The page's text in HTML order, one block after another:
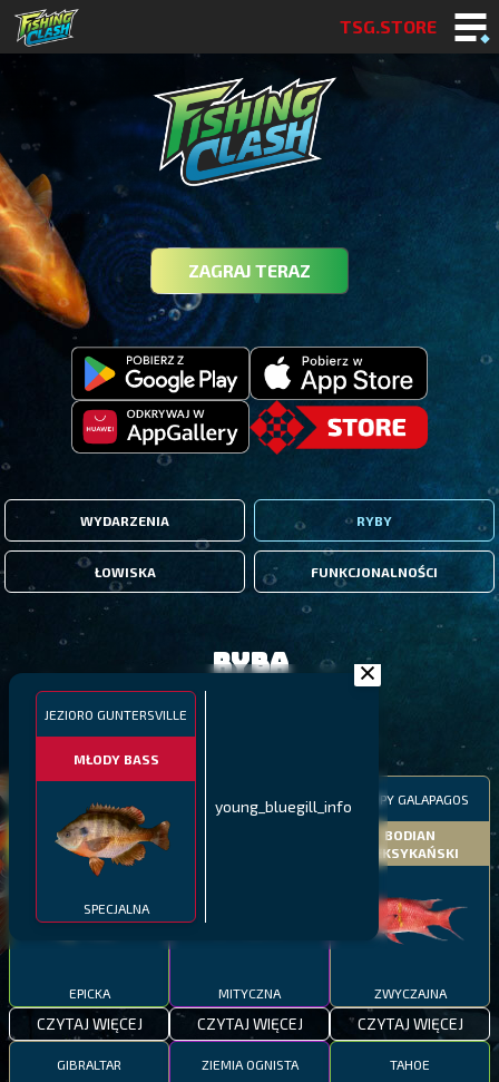
TSG.STORE
ZAGRAJ TERAZ
WYDARZENIA RYBY
ŁOWISKA FUNKCJONALNOŚCI
JEZIORO GUNTERSVILLE
MŁODY BASS
SPECJALNA
young_bluegill_info
Ryba
MALAWI
PYSZCZAK ZACHODNI
EPICKA
CZYTAJ WIĘCEJ
PÓŁNOCNE FIORDY
MITYCZNA
CZYTAJ WIĘCEJ
WYSPY GALAPAGOS
BODIAN
MEKSYKAŃSKI
ZWYCZAJNA
CZYTAJ WIĘCEJ
GIBRALTAR ZIEMIA OGNISTA TAHOE